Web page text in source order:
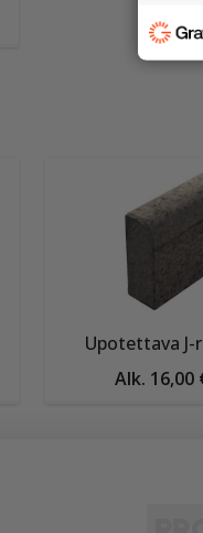
Upotettava J-
Alk. 16,00